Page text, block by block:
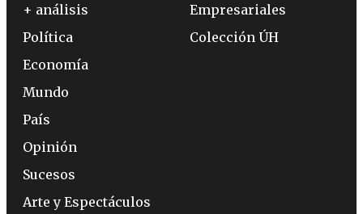
+ análisis
Política
Economía
Mundo
País
Opinión
Sucesos
Arte y Espectáculos
Empresariales
Colección ÚH